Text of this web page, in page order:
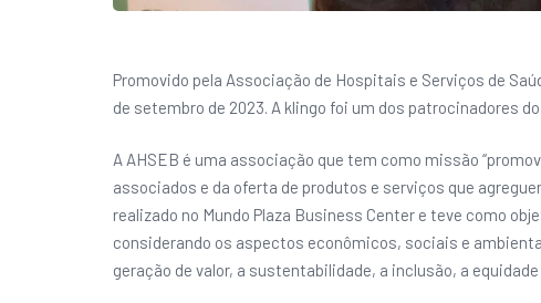
Promovido pela Associação de Hospitais e Serviços de
de setembro de 2023. A klingo foi um dos patrocinadores
A AHSEB é uma associação que tem como missão
associados e da oferta de produtos e serviços que
realizado no Mundo Plaza Business Center e teve como
considerando os aspectos econômicos, sociais e
geração de valor, a sustentabilidade, a inclusão, a